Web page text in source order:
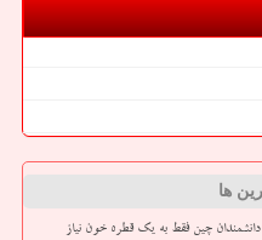
ها
قابل حمل دانشمندان چین فقط به یک قطره خون نیاز